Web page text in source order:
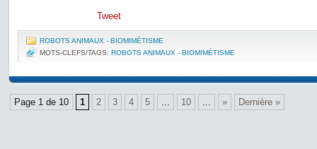
Tweet
ROBOTS ANIMAUX - BIOMIMÉTISME
MOTS-CLEFS/TAGS: ROBOTS ANIMAUX - BIOMIMÉTISME
Page 1 de 10 1 2 3 4 5 ... 10 ... » Dernière »